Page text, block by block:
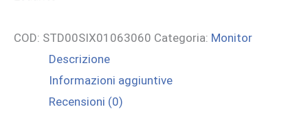
COD: STD00SIX01063060 Categoria: Monitor
Descrizione
Informazioni aggiuntive
Recensioni (0)